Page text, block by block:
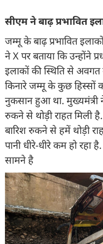
सीएम ने बाढ़ प्रभावित
जम्मू के बाढ़ प्रभावित
ने X पर बताया कि उन्होंने
इलाकों की स्थिति से अवगत
किनारे जम्मू के कुछ हिस्सों
नुकसान हुआ था. मुख्यमंत्री
रुकने से थोड़ी राहत
बारिश रुकने से हमें थोड़ी
पानी धीरे-धीरे कम हो
सामने है